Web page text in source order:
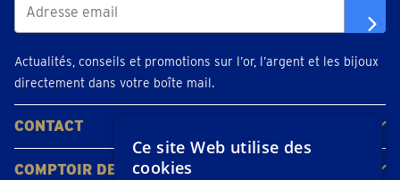
Actualités, conseils et promotions sur l’or, l’argent et les bijoux
directement dans votre boîte mail.
CONTACT
Contacter
Planifiez votre rendez-vous
Emplacements
COMPTOIR DE L'OR
Ce site Web utilise des
cookies